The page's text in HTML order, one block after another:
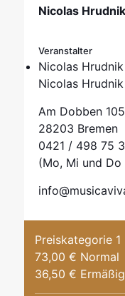
Nicolas Hrudnik
Veranstalter
Nicolas
Nicolas
Am Dobben 105
28203 Bremen
0421 / 498 75
(Mo, Mi und Do
Preiskategorie 1
73,00 € Normal
36,50 €